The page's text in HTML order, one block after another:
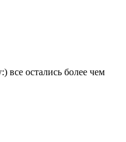
все остались более чем